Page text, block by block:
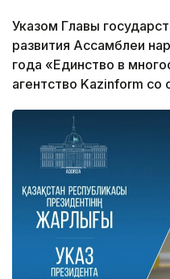
Указом Главы
развития Ассамблеи
года «Единство в
агентство Kazinform со